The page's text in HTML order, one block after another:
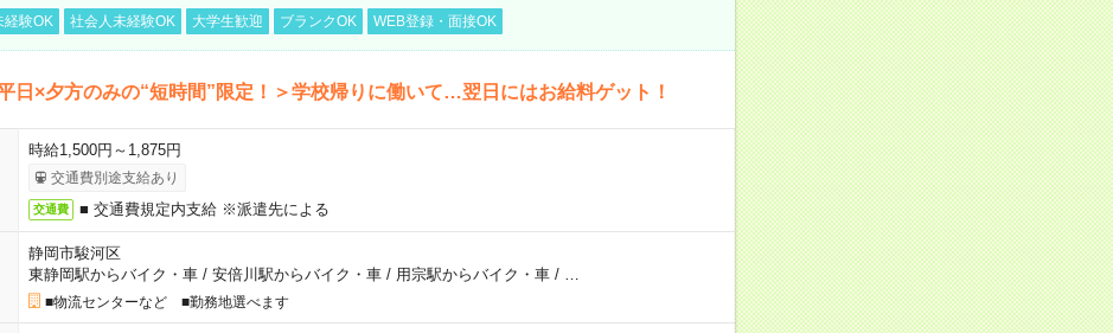
経験OK 社会人未経験OK 大学生歓迎 ブランクOK WEB登録・面接OK
日×夕方のみの“短時間”限定！＞学校帰りに働いて…翌日にはお給料ゲット！
時給1,500円～1,875円
交通費別途支給あり
交通費 ■ 交通費規定内支給 ※派遣先による
静岡市駿河区
東静岡駅からバイク・車/ 安倍川駅からバイク・車/ 用宗駅からバイク・車/
■物流センターなど ■勤務地選べます